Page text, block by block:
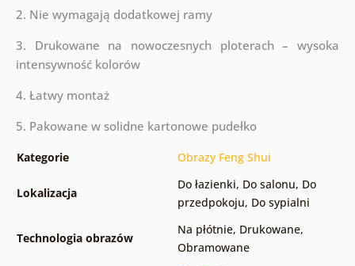
2. Nie wymagają dodatkowej ramy
3. Drukowane na nowoczesnych ploterach – wysoka
intensywność kolorów
4. Łatwy montaż
5. Pakowane w solidne kartonowe pudełko
Kategorie Obrazy Feng Shui
Lokalizacja
Do łazienki, Do salonu, Do
przedpokoju, Do sypialni
Technologia obrazów
Na płótnie, Drukowane,
Obramowane